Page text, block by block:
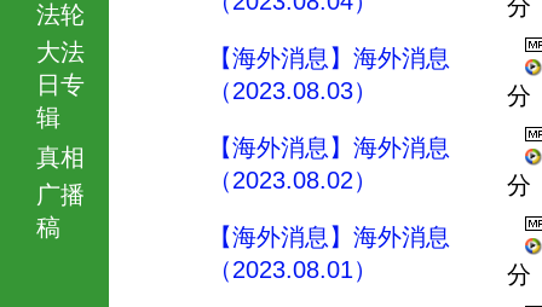
法轮
大法
日专
辑
真相
广播
稿
分
【海外消息】海外消息
（2023.08.03）
分
【海外消息】海外消息
（2023.08.02）
分
【海外消息】海外消息
（2023.08.01）
分